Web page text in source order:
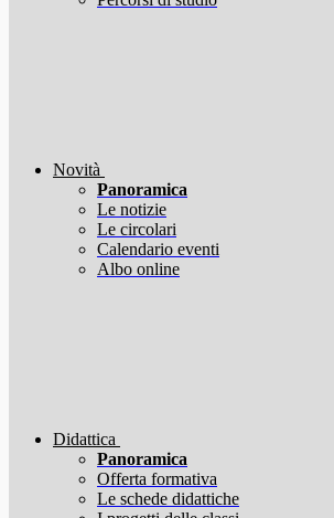
Novità
Panoramica
Le notizie
Le circolari
Calendario eventi
Albo online
Didattica
Panoramica
Offerta formativa
Le schede didattiche